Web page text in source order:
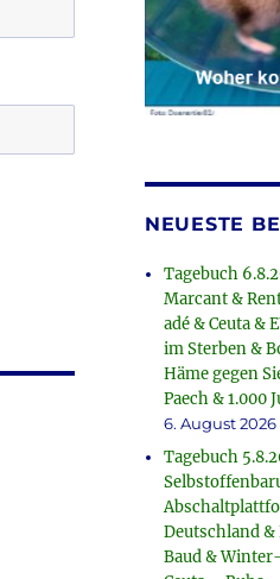
NEUESTE
Tagebuch
Marcant &
adé & Ceuta &
im Sterben &
Häme gegen
Paech & 1.000
6. August 2026
Tagebuch
Deutschland &
Baud &